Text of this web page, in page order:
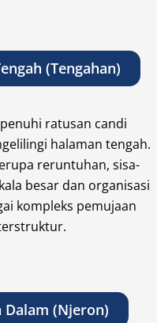
(Tengahan)
ratusan candi
halaman tengah.
reruntuhan, sisa-
besar dan organisasi
kompleks pemujaan
Dalam (Njeron)